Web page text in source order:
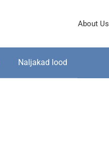
About Us
Naljakad lood